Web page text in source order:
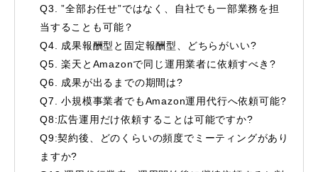
Q3. ”全部お任せ”ではなく、自社でも一部業務を担
当することも可能？
Q4. 成果報酬型と固定報酬型、どちらがいい?
Q5. 楽天とAmazonで同じ運用業者に依頼すべき?
Q6. 成果が出るまでの期間は?
Q7. 小規模事業者でもAmazon運用代行へ依頼可能?
Q8:広告運用だけ依頼することは可能ですか?
Q9:契約後、どのくらいの頻度でミーティングがあり
ますか?